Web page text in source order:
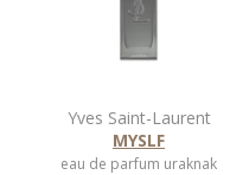
Yves Saint-Laurent
MYSLF
eau de parfum uraknak